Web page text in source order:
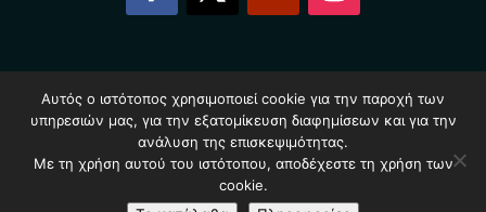
Επιχειρήσεων Ελλάδας – Greekonline.gr. All Rights
Reserved.
Όροι & Προυποθέσεις–Προστασία Προσωπικών
Δεδομένων–Πολιτική Cookies
Αυτός ο ιστότοπος χρησιμοποιεί cookie για την παροχή των
υπηρεσιών μας, για την εξατομίκευση διαφημίσεων και για την
ανάλυση της επισκεψιμότητας.
Με τη χρήση αυτού του ιστότοπου, αποδέχεστε τη χρήση των
cookie.